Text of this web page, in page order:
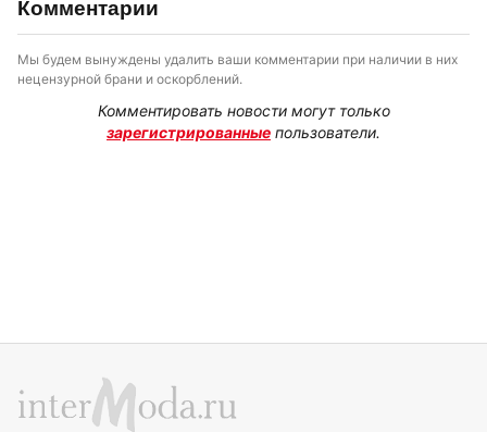
Комментарии
Мы будем вынуждены удалить ваши комментарии при наличии в них
нецензурной брани и оскорблений.
Комментировать новости могут только
зарегистрированные пользователи.